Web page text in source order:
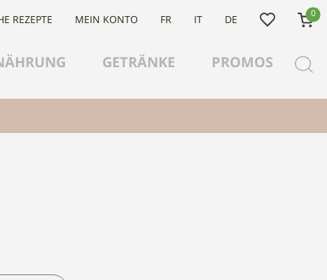
GETRÄNKE PROMOS
REZEPTE MEIN KONTO FR DE
0